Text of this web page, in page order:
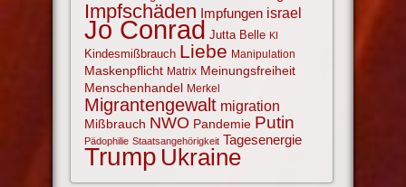
Impfschäden Impfungen israel
Jo Conrad Jutta Belle KI
Kindesmißbrauch Liebe Manipulation
Maskenpflicht Matrix Meinungsfreiheit
Menschenhandel Merkel
Migrantengewalt migration
Mißbrauch NWO Pandemie Putin
Pädophilie Staatsangehörigkeit Tagesenergie
Trump Ukraine